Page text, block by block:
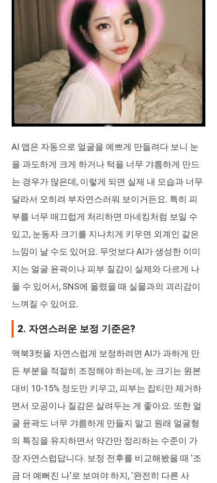
AI 앱은 자동으로 얼굴을 예쁘게 만들려다 보니 눈
을 과도하게 크게 하거나 턱을 너무 갸름하게 만드
는 경우가 많은데, 이렇게 되면 실제 내 모습과 너무
달라서 오히려 부자연스러워 보이거든요. 특히 피
부를 너무 매끄럽게 처리하면 마네킹처럼 보일 수
있고, 눈동자 크기를 지나치게 키우면 외계인 같은
느낌이 날 수도 있어요. 무엇보다 AI가 생성한 이미
지는 얼굴 윤곽이나 피부 질감이 실제와 다르게 나
올 수 있어서, SNS에 올렸을 때 실물과의 괴리감이
느껴질 수 있어요.
2. 자연스러운 보정 기준은?
맥북3컷을 자연스럽게 보정하려면 AI가 과하게 만
든 부분을 적절히 조정해야 하는데, 눈 크기는 원본
대비 10-15% 정도만 키우고, 피부는 잡티만 제거하
면서 모공이나 질감은 살려두는 게 좋아요. 또한 얼
굴 윤곽도 너무 갸름하게 만들지 말고 원래 얼굴형
의 특징을 유지하면서 약간만 정리하는 수준이 가
장 자연스럽답니다. 보정 전후를 비교해봤을 때 '조
금 더 예뻐진 나'로 보여야 하지, '완전히 다른 사